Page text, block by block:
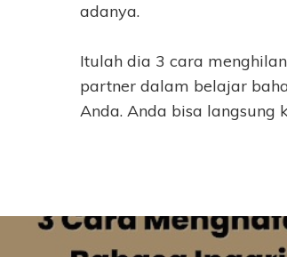
adanya.
Itulah dia 3 cara
partner dalam belajar
Anda. Anda bisa langsung